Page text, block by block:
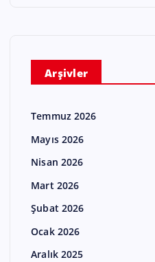
Arşivler
Temmuz 2026
Mayıs 2026
Nisan 2026
Mart 2026
Şubat 2026
Ocak 2026
Aralık 2025